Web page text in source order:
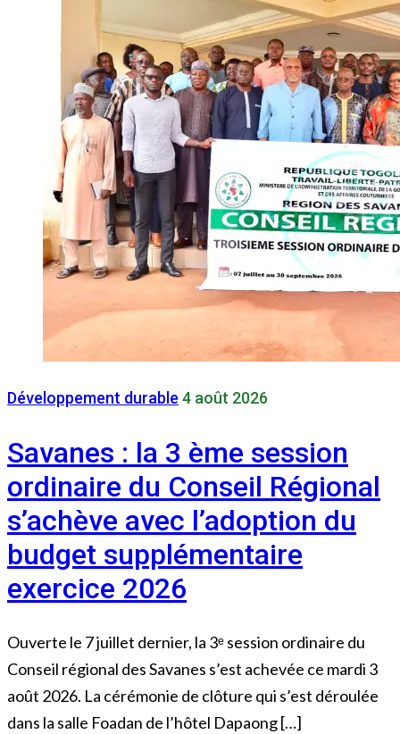
Développement durable 4 août 2026
Savanes : la 3 ème session
ordinaire du Conseil Régional
s’achève avec l’adoption du
budget supplémentaire
exercice 2026
Ouverte le 7 juillet dernier, la 3ᵉ session ordinaire du
Conseil régional des Savanes s’est achevée ce mardi 3
août 2026. La cérémonie de clôture qui s’est déroulée
dans la salle Foadan de l’hôtel Dapaong […]